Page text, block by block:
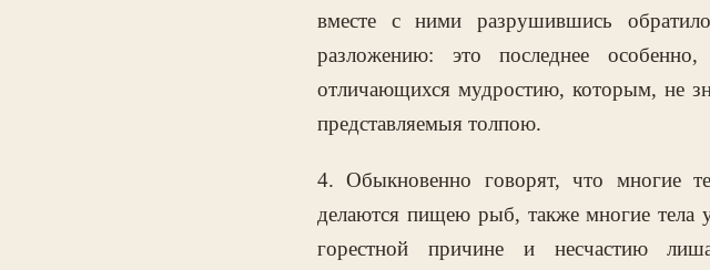
вместе с ними разрушившись
разложению: это последнее
отличающихся мудростию, которым, не
представляемыя толпою.
4. Обыкновенно говорят, что многие
делаются пищею рыб, также многие
горестной причине и несчастию